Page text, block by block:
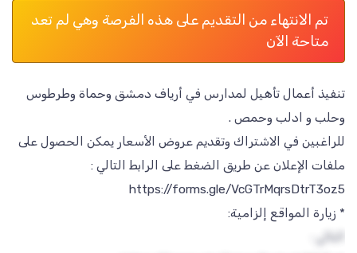
تم الانتهاء من التقديم على هذه الفرصة وهي لم تعد
متاحة الآن
تنفيذ أعمال تأهيل لمدارس في أرياف دمشق وحماة وطرطوس
للراغبين في الاشتراك وتقديم عروض الأسعار يمكن الحصول على
على العارضين الراغبين بالاشتراك بهذه المناقصة التفضل بزيارة